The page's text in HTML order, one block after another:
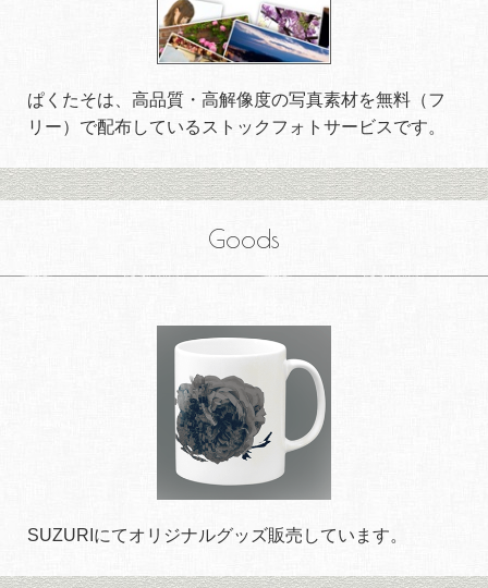
ぱくたそは、高品質・高解像度の写真素材を無料（フ
リー）で配布しているストックフォトサービスです。
Goods
SUZURIにてオリジナルグッズ販売しています。